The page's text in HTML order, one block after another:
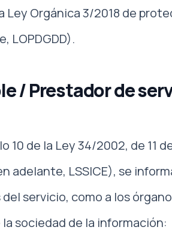
Ley Orgánica 3/2018 de
LOPDGDD).
/ Prestador de
de la Ley 34/2002, de 11
adelante, LSSICE), se
servicio, como a los
sociedad de la información: